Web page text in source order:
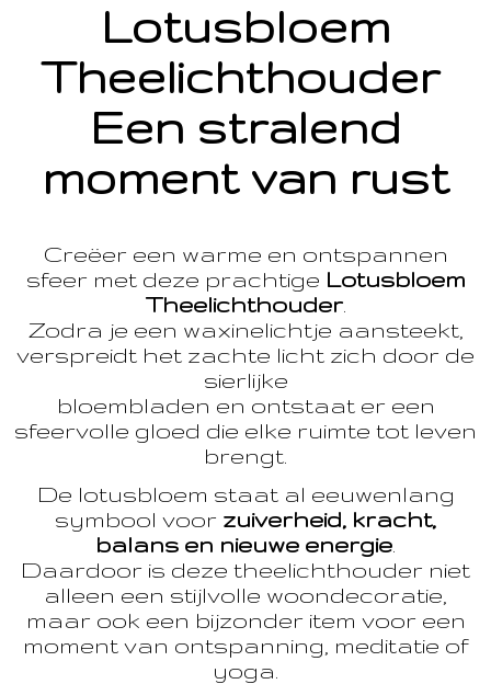
Lotusbloem
Theelichthouder
Een stralend
moment van rust
Creëer een warme en ontspannen
sfeer met deze prachtige Lotusbloem
Theelichthouder.
Zodra je een waxinelichtje aansteekt,
verspreidt het zachte licht zich door de
sierlijke
bloembladen en ontstaat er een
sfeervolle gloed die elke ruimte tot leven
brengt.
De lotusbloem staat al eeuwenlang
symbool voor zuiverheid, kracht,
balans en nieuwe energie
Daardoor is deze theelichthouder niet
alleen een stijlvolle woondecoratie,
maar ook een bijzonder item voor een
moment van ontspanning, meditatie of
yoga.